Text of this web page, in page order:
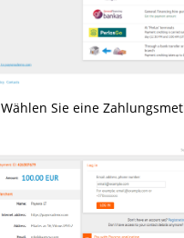
Wählen Sie eine